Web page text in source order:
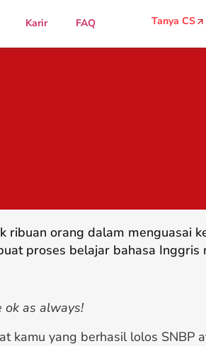
Karir FAQ Tanya CS
ribuan orang dalam menguasai
proses belajar bahasa Inggris
ok as always!
kamu yang berhasil lolos SNBP